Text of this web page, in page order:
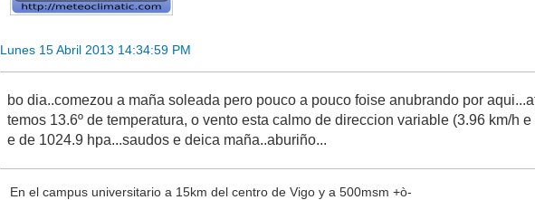
Lunes 15 Abril 2013 14:34:59 PM
bo dia..comezou a maña soleada pero pouco a pouco foise anubrando por
temos 13.6º de temperatura, o vento esta calmo de direccion variable (3.96 km/h
e de 1024.9 hpa...saudos e deica maña..aburiño...
En el campus universitario a 15km del centro de Vigo y a 500msm +ò-